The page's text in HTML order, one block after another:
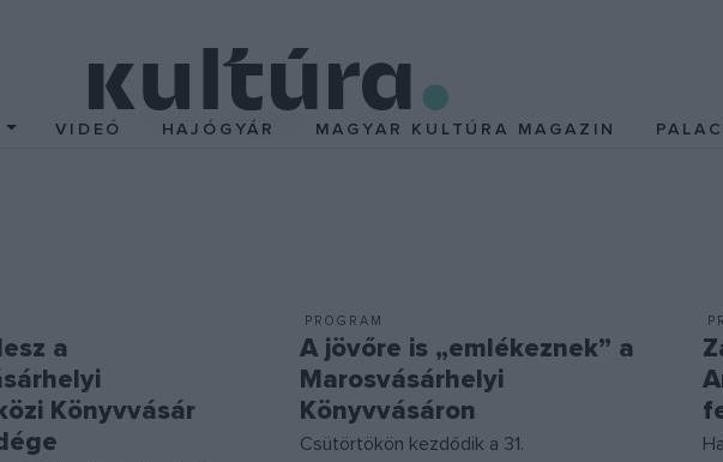
VIDEÓ HAJÓGYÁR MAGYAR KULTÚRA MAGAZIN
a
Könyvvásár
PROGRAM
A jövőre is „emlékeznek” a
Marosvásárhelyi
Könyvvásáron
Csütörtökön kezdődik a 31.